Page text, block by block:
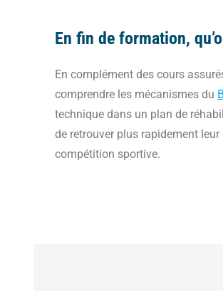
En fin de formation,
En complément des cours
comprendre les mécanismes du
technique dans un plan de
de retrouver plus rapidement
compétition sportive.